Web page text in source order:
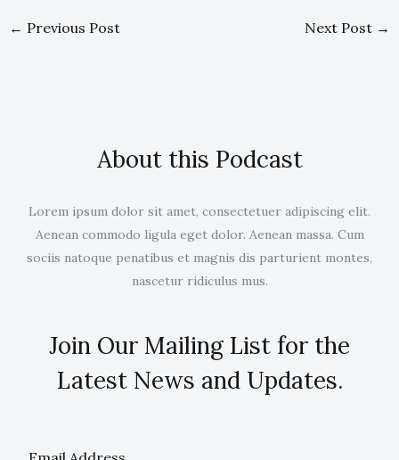
← Previous Post Next Post →
About this Podcast
Lorem ipsum dolor sit amet, consectetuer adipiscing elit.
Aenean commodo ligula eget dolor. Aenean massa. Cum
sociis natoque penatibus et magnis dis parturient montes,
nascetur ridiculus mus.
Join Our Mailing List for the
Latest News and Updates.